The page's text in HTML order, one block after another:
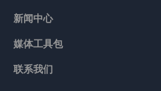
新闻中心
媒体工具包
联系我们